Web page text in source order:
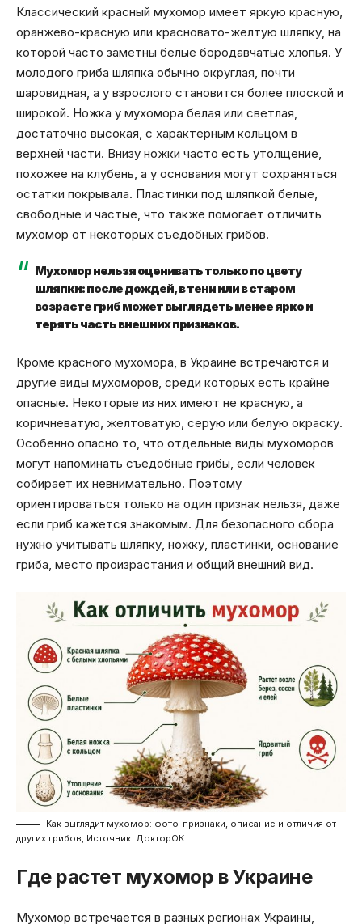
Классический красный мухомор имеет яркую красную,
оранжево-красную или красновато-желтую шляпку, на
которой часто заметны белые бородавчатые хлопья. У
молодого гриба шляпка обычно округлая, почти
шаровидная, а у взрослого становится более плоской и
широкой. Ножка у мухомора белая или светлая,
достаточно высокая, с характерным кольцом в
верхней части. Внизу ножки часто есть утолщение,
похожее на клубень, а у основания могут сохраняться
остатки покрывала. Пластинки под шляпкой белые,
свободные и частые, что также помогает отличить
мухомор от некоторых съедобных грибов.
Мухомор нельзя оценивать только по цвету
шляпки: после дождей, в тени или в старом
возрасте гриб может выглядеть менее ярко и
терять часть внешних признаков.
Кроме красного мухомора, в Украине встречаются и
другие виды мухоморов, среди которых есть крайне
опасные. Некоторые из них имеют не красную, а
коричневатую, желтоватую, серую или белую окраску.
Особенно опасно то, что отдельные виды мухоморов
могут напоминать съедобные грибы, если человек
собирает их невнимательно. Поэтому
ориентироваться только на один признак нельзя, даже
если гриб кажется знакомым. Для безопасного сбора
нужно учитывать шляпку, ножку, пластинки, основание
гриба, место произрастания и общий внешний вид.
Как выглядит мухомор: фото-признаки, описание и отличия от
других грибов, Источник: ДокторОК
Где растет мухомор в Украине
Мухомор встречается в разных регионах Украины,